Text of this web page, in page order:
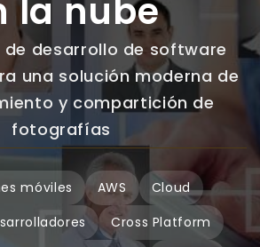
la nube
de desarrollo de software
una solución moderna de
y compartición de
fotografías
móviles AWS
Cloud
Cross Platform